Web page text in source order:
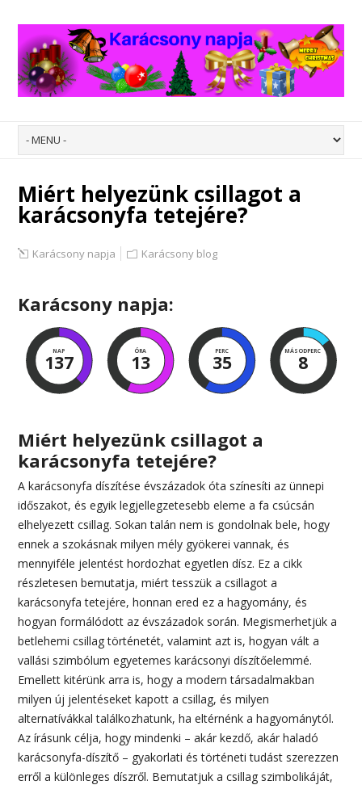
Miért helyezünk csillagot a
karácsonyfa tetejére?
Karácsony napja Karácsony blog
Karácsony napja:
NAP
137
ÓRA
13
PERC
35
MÁSODPERC
7
Miért helyezünk csillagot a
karácsonyfa tetejére?
A karácsonyfa díszítése évszázadok óta színesíti az ünnepi
időszakot, és egyik legjellegzetesebb eleme a fa csúcsán
elhelyezett csillag. Sokan talán nem is gondolnak bele, hogy
ennek a szokásnak milyen mély gyökerei vannak, és
mennyiféle jelentést hordozhat egyetlen dísz. Ez a cikk
részletesen bemutatja, miért tesszük a csillagot a
karácsonyfa tetejére, honnan ered ez a hagyomány, és
hogyan formálódott az évszázadok során. Megismerhetjük a
betlehemi csillag történetét, valamint azt is, hogyan vált a
vallási szimbólum egyetemes karácsonyi díszítőelemmé.
Emellett kitérünk arra is, hogy a modern társadalmakban
milyen új jelentéseket kapott a csillag, és milyen
alternatívákkal találkozhatunk, ha eltérnénk a hagyománytól.
Az írásunk célja, hogy mindenki – akár kezdő, akár haladó
karácsonyfa-díszítő – gyakorlati és történeti tudást szerezzen
erről a különleges díszről. Bemutatjuk a csillag szimbolikáját,